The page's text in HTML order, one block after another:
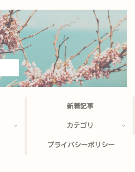
新着記事
カテゴリ
プライバシーポリシー